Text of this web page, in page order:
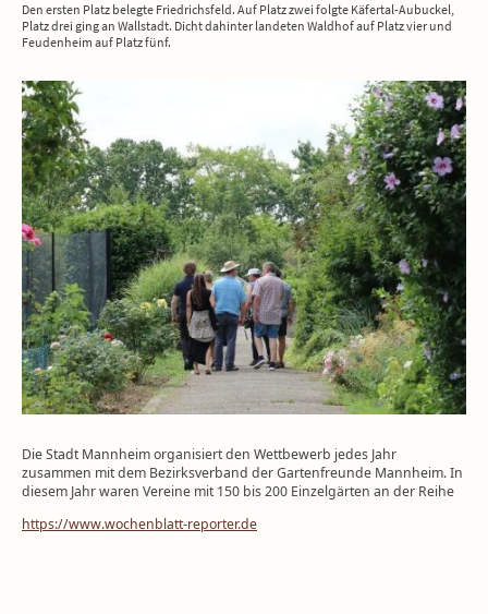
Den ersten Platz belegte Friedrichsfeld. Auf Platz zwei folgte Käfertal-Aubuckel,
Platz drei ging an Wallstadt. Dicht dahinter landeten Waldhof auf Platz vier und
Feudenheim auf Platz fünf.
Die Stadt Mannheim organisiert den Wettbewerb jedes Jahr
zusammen mit dem Bezirksverband der Gartenfreunde Mannheim. In
diesem Jahr waren Vereine mit 150 bis 200 Einzelgärten an der Reihe
https://www.wochenblatt-reporter.de